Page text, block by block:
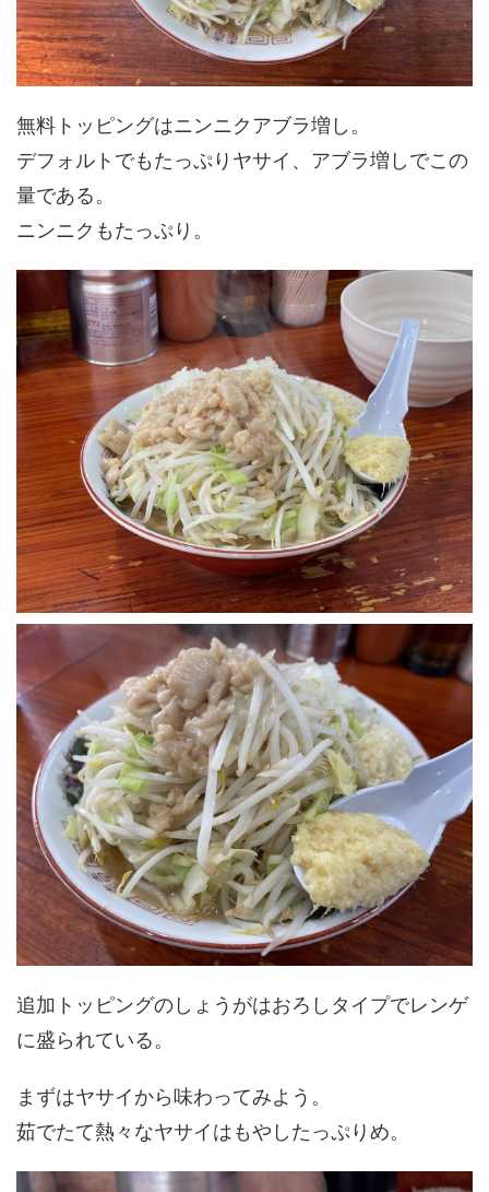
無料トッピングはニンニクアブラ増し。
デフォルトでもたっぷりヤサイ、アブラ増しでこの
量である。
ニンニクもたっぷり。
追加トッピングのしょうがはおろしタイプでレンゲ
に盛られている。
まずはヤサイから味わってみよう。
茹でたて熱々なヤサイはもやしたっぷりめ。